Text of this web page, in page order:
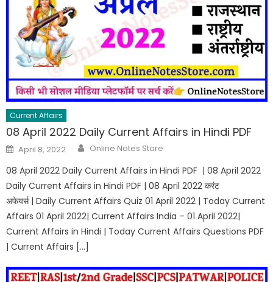
Current Affairs
08 April 2022 Daily Current Affairs in Hindi PDF
April 8, 2022 Online Notes Store
08 April 2022 Daily Current Affairs in Hindi PDF | 08 April 2022
Daily Current Affairs in Hindi PDF | 08 April 2022 करंट
अफेयर्स | Daily Current Affairs Quiz 01 April 2022 | Today Current
Affairs 01 April 2022| Current Affairs India – 01 April 2022|
Current Affairs in Hindi | Today Current Affairs Questions PDF
| Current Affairs […]